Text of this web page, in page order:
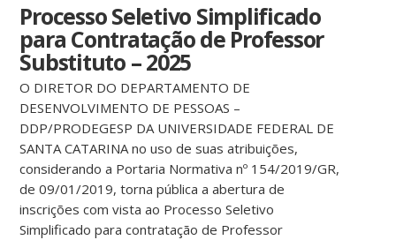
Processo Seletivo Simplificado
para Contratação de Professor
Substituto – 2025
O DIRETOR DO DEPARTAMENTO DE
DESENVOLVIMENTO DE PESSOAS –
DDP/PRODEGESP DA UNIVERSIDADE FEDERAL DE
SANTA CATARINA no uso de suas atribuições,
considerando a Portaria Normativa nº 154/2019/GR,
de 09/01/2019, torna pública a abertura de
inscrições com vista ao Processo Seletivo
Simplificado para contratação de Professor